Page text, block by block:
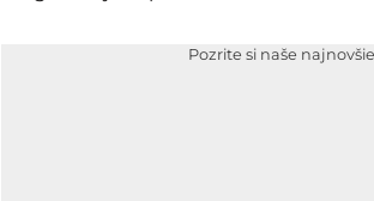
Pozrite si naše